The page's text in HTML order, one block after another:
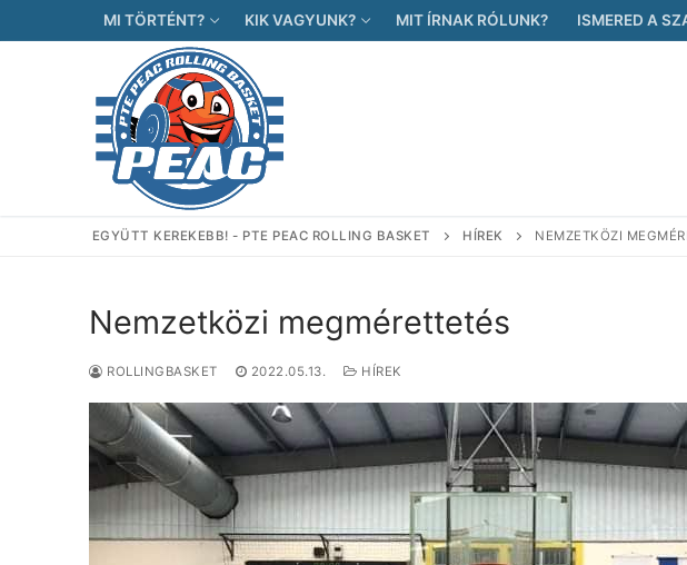
a
MI TÖRTÉNT? KIK VAGYUNK? MIT ÍRNAK RÓLUNK? ISMERED A
EGYÜTT KEREKEBB! - PTE PEAC ROLLING BASKET HÍREK NEMZETKÖZI
Nemzetközi megmérettetés
ROLLINGBASKET 2022.05.13. HÍREK